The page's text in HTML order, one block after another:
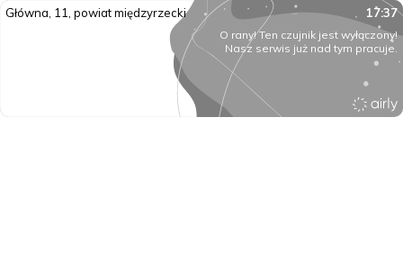
Główna, 11, powiat międzyrzecki 17:37
O rany! Ten czujnik jest wyłączony!
Nasz serwis już nad tym pracuje.